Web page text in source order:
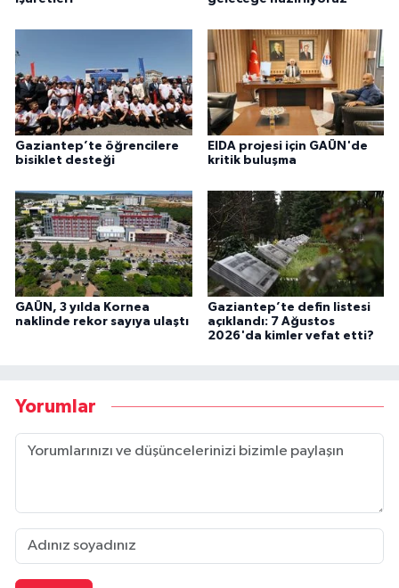
Gaziantep’te öğrencilere
bisiklet desteği
EIDA projesi için GAÜN'de
kritik buluşma
GAÜN, 3 yılda Kornea
naklinde rekor sayıya ulaştı
Gaziantep’te defin listesi
açıklandı: 7 Ağustos
2026'da kimler vefat etti?
Yorumlar